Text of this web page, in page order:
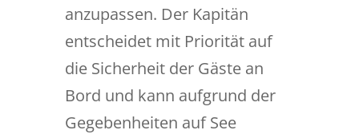
anzupassen. Der Kapitän
entscheidet mit Priorität auf
die Sicherheit der Gäste an
Bord und kann aufgrund der
Gegebenheiten auf See